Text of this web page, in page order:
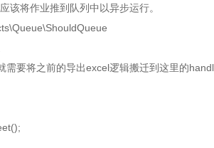
该将作业推到队列中以异步运行。
需要将之前的导出excel逻辑搬迁到这里的